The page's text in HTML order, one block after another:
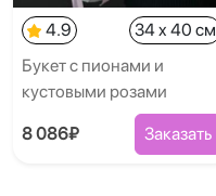
4.9
34 x 40 см
Букет с пионами и
кустовыми розами
8 086₽ Заказать